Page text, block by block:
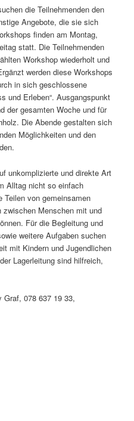
die Teilnehmenden den
Angebote, die sie sich
finden am Montag,
statt. Die Teilnehmenden
Workshop wiederholt und
werden diese Workshops
in sich geschlossene
und Erleben“. Ausgangspunkt
der gesamten Woche und für
Die Abende gestalten sich
Möglichkeiten und den
unkomplizierte und direkte Art
Alltag nicht so einfach
Teilen von gemeinsamen
Menschen mit und
Für die Begleitung und
weitere Aufgaben suchen
mit Kindern und Jugendlichen
Lagerleitung sind hilfreich,
Graf, 078 637 19 33,